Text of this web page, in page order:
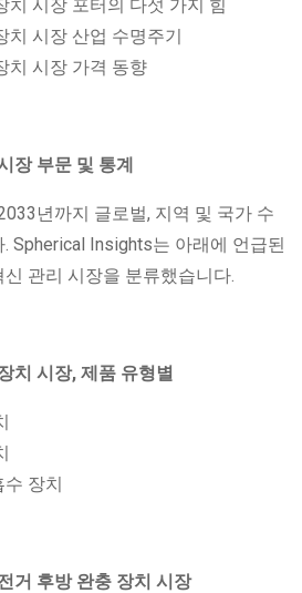
치 시장 포터의 다섯 가지 힘
치 시장 산업 수명주기
치 시장 가격 동향
장 부문 및 통계
년까지 글로벌, 지역 및 국가 수
Spherical Insights는 아래에 언급된
관리 시장을 분류했습니다.
치 시장, 제품 유형별
장치
거 후방 완충 장치 시장